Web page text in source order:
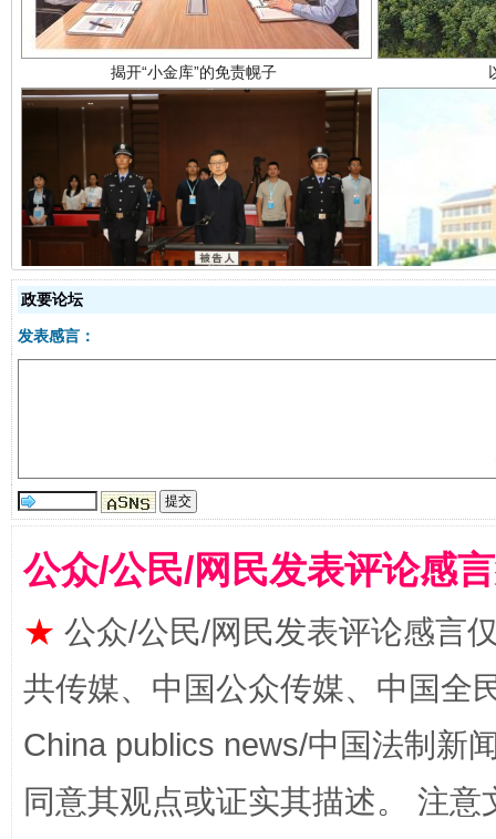
受贿1.44亿！段成刚被判无期 从幼
全民健身五年计划来了！等你上场
阿坝州三大球赛在茂县开幕 规模
政要论坛
发表感言：
公众/公民/网民发表评论感
★ 公众/公民/网民发表评论感言
共传媒、中国公众传媒、中国全
China publics news/中国法制新
同意其观点或证实其描述。 注